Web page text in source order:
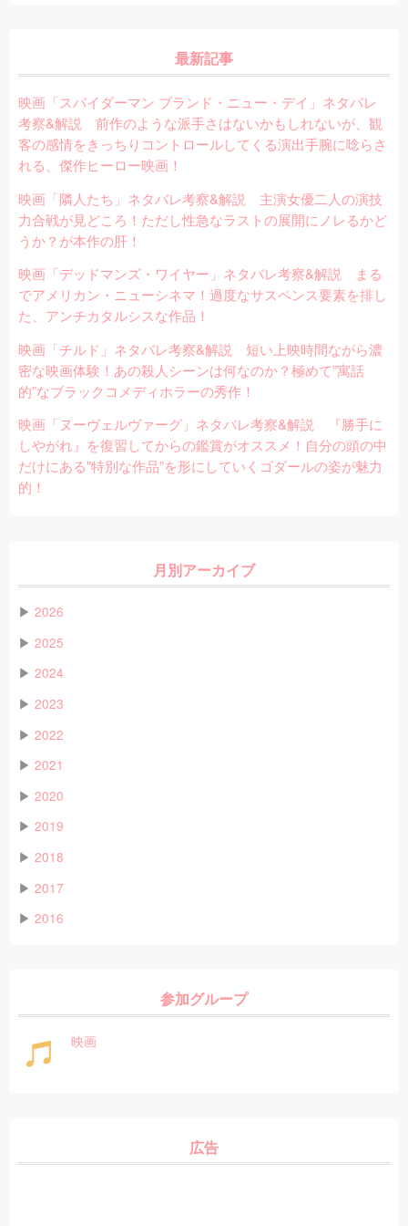
最新記事
映画「スパイダーマン ブランド・ニュー・デイ」ネタバレ
考察&解説 前作のような派手さはないかもしれないが、観
客の感情をきっちりコントロールしてくる演出手腕に唸らさ
れる、傑作ヒーロー映画！
映画「隣人たち」ネタバレ考察&解説 主演女優二人の演技
力合戦が見どころ！ただし性急なラストの展開にノレるかど
うか？が本作の肝！
映画「デッドマンズ・ワイヤー」ネタバレ考察&解説 まる
でアメリカン・ニューシネマ！過度なサスペンス要素を排し
た、アンチカタルシスな作品！
映画「チルド」ネタバレ考察&解説 短い上映時間ながら濃
密な映画体験！あの殺人シーンは何なのか？極めて”寓話
的”なブラックコメディホラーの秀作！
映画「ヌーヴェルヴァーグ」ネタバレ考察&解説 『勝手に
しやがれ』を復習してからの鑑賞がオススメ！自分の頭の中
だけにある”特別な作品”を形にしていくゴダールの姿が魅力
的！
月別アーカイブ
▶ 2026
▶ 2025
▶ 2024
▶ 2023
▶ 2022
▶ 2021
▶ 2020
▶ 2019
▶ 2018
▶ 2017
▶ 2016
参加グループ
映画
広告